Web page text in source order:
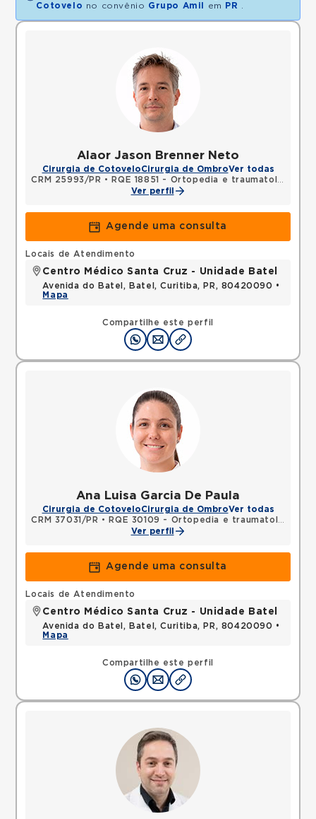
Cotovelo no convênio Grupo Amil em PR
Alaor Jason Brenner Neto
Cirurgia de CotoveloCirurgia de OmbroVer todas
CRM 25993/PR •
RQE 18851 - Ortopedia e traumatologia
Ver perfil
Agende uma consulta
Compartilhe este perfil
Locais de Atendimento
Centro Médico Santa Cruz - Unidade Batel
Avenida do Batel, Batel, Curitiba, PR, 80420090 •
Mapa
Ana Luisa Garcia De Paula
Cirurgia de CotoveloCirurgia de OmbroVer todas
CRM 37031/PR •
RQE 30109 - Ortopedia e traumatologia
Ver perfil
Agende uma consulta
Compartilhe este perfil
Locais de Atendimento
Centro Médico Santa Cruz - Unidade Batel
Avenida do Batel, Batel, Curitiba, PR, 80420090 •
Mapa